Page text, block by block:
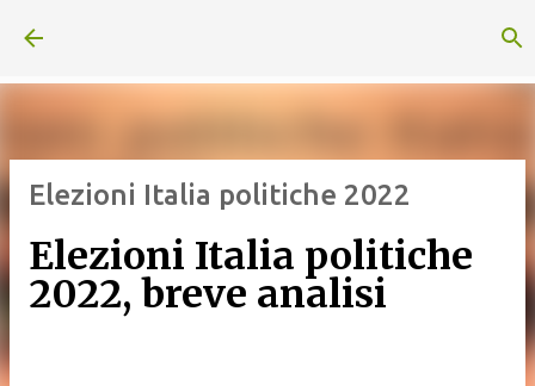
Elezioni Italia politiche 2022
Elezioni Italia politiche
2022, breve analisi